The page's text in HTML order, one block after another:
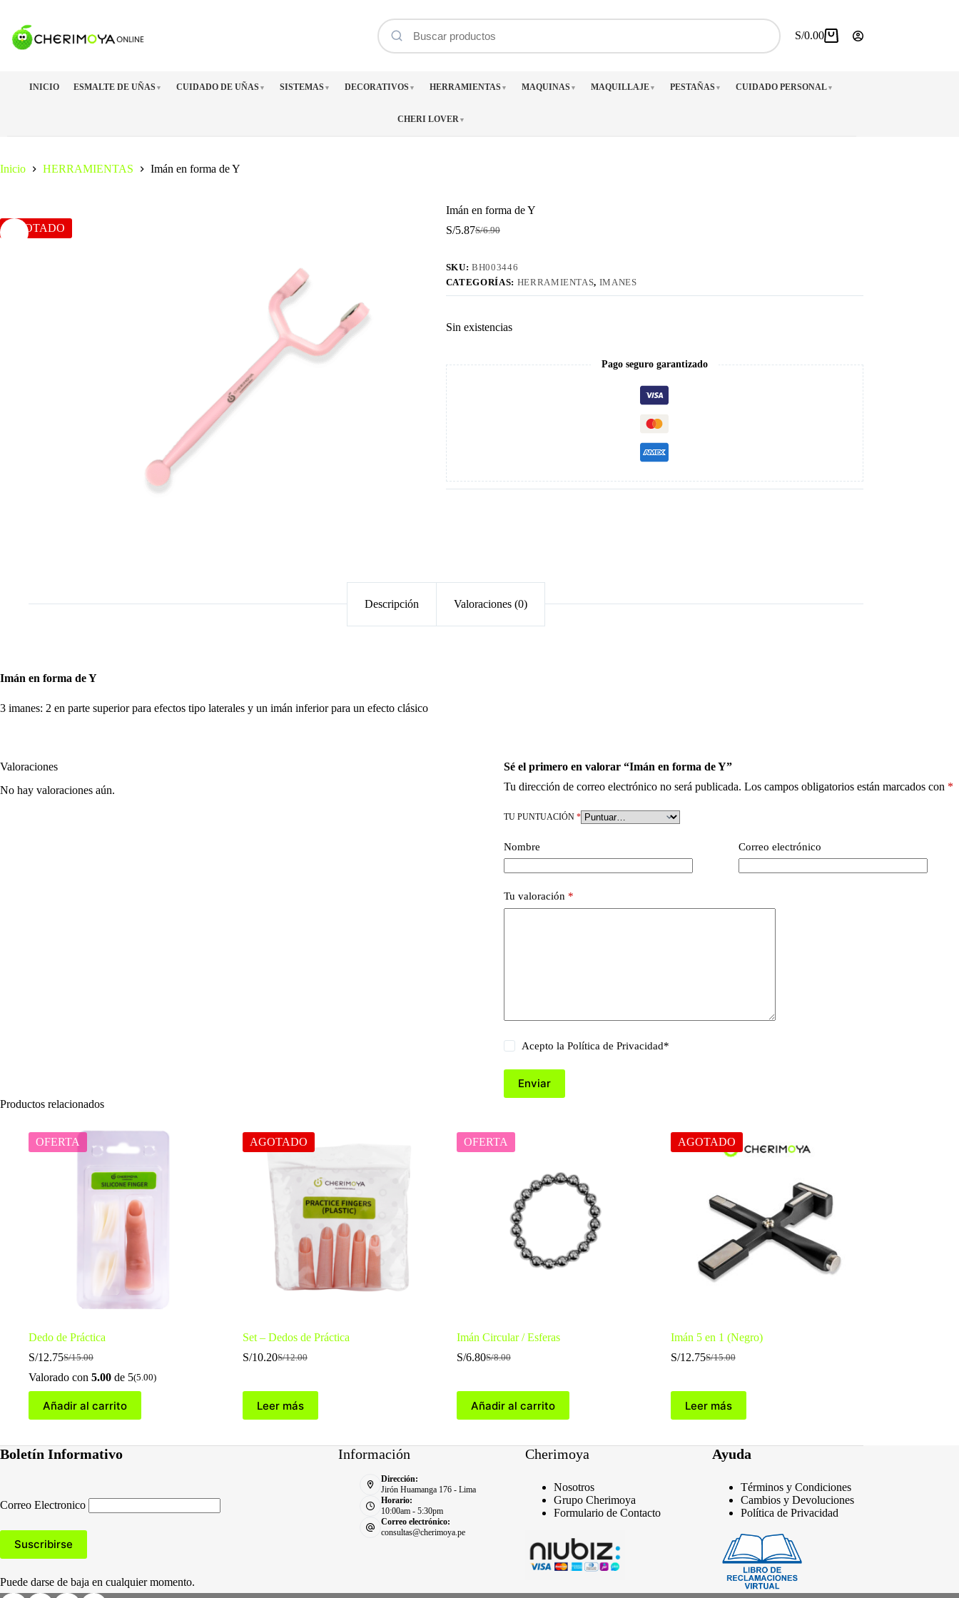
contenido
Carro
S/0.00
INICIO ESMALTE DE UÑAS ▼ CUIDADO DE UÑAS ▼ SISTEMAS ▼ DECORATIVOS ▼ HERRAMIENTAS ▼ MAQUINAS ▼ MAQUILLAJE ▼ PESTAÑAS ▼ CUIDADO PERSONAL ▼
CHERI LOVER ▼
Inicio HERRAMIENTAS Imán en forma de Y
AGOTADO
Imán en forma de Y
S/6.90
El
original
era:
S/6.90.
S/5.87El
actual
es:
S/5.87.
SKU:BH003446
CATEGORÍAS: HERRAMIENTAS, IMANES
Sin existencias
Pago seguro garantizado
Descripción Valoraciones (0)
Imán en forma de Y
3 imanes: 2 en parte superior para efectos tipo laterales y un imán inferior para un efecto clásico
Valoraciones
No hay valoraciones aún.
Sé el primero en valorar “Imán en forma de Y”
Tu dirección de correo electrónico no será publicada. Los campos obligatorios están marcados con *
TU PUNTUACIÓN *
Nombre Correo electrónico
Tu valoración *
Acepto la Política de Privacidad*
Enviar
Productos relacionados
OFERTA
Dedo de Práctica
S/15.00
El
precio
original
era:
S/15.00.
S/12.75El
precio
actual
es:
S/12.75.
Valorado con 5.00 de 5(5.00)
Añadir al carrito
AGOTADO
Set – Dedos de Práctica
S/12.00
El
original
era:
S/12.00.
S/10.20El
actual
es:
S/10.20.
Leer más
OFERTA
Imán Circular / Esferas
S/8.00
El
original
era:
S/8.00.
S/6.80El
actual
es:
S/6.80.
Añadir al carrito
AGOTADO
Imán 5 en 1 (Negro)
S/15.00
El
original
era:
S/15.00.
S/12.75El
actual
es:
S/12.75.
Leer más
Boletín Informativo
Correo Electronico
Puede darse de baja en cualquier momento.
Información
Dirección:
Jirón Huamanga 176 - Lima
Horario:
10:00am - 5:30pm
Correo electrónico:
consultas@cherimoya.pe
Cherimoya
Nosotros
Grupo Cherimoya
Formulario de Contacto
Ayuda
Términos y Condiciones
Cambios y Devoluciones
Política de Privacidad